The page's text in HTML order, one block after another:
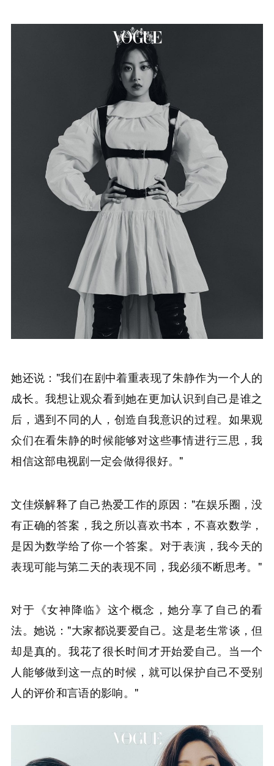
她还说："我们在剧中着重表现了朱静作为一个人的
成长。我想让观众看到她在更加认识到自己是谁之
后，遇到不同的人，创造自我意识的过程。如果观
众们在看朱静的时候能够对这些事情进行三思，我
相信这部电视剧一定会做得很好。"
文佳煐解释了自己热爱工作的原因："在娱乐圈，没
有正确的答案，我之所以喜欢书本，不喜欢数学，
是因为数学给了你一个答案。对于表演，我今天的
表现可能与第二天的表现不同，我必须不断思考。"
对于《女神降临》这个概念，她分享了自己的看
法。她说："大家都说要爱自己。这是老生常谈，但
却是真的。我花了很长时间才开始爱自己。当一个
人能够做到这一点的时候，就可以保护自己不受别
人的评价和言语的影响。"